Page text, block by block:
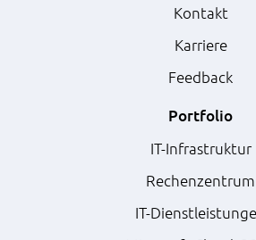
Kontakt
Karriere
Feedback
Portfolio
IT-Infrastruktur
Rechenzentrum
IT-